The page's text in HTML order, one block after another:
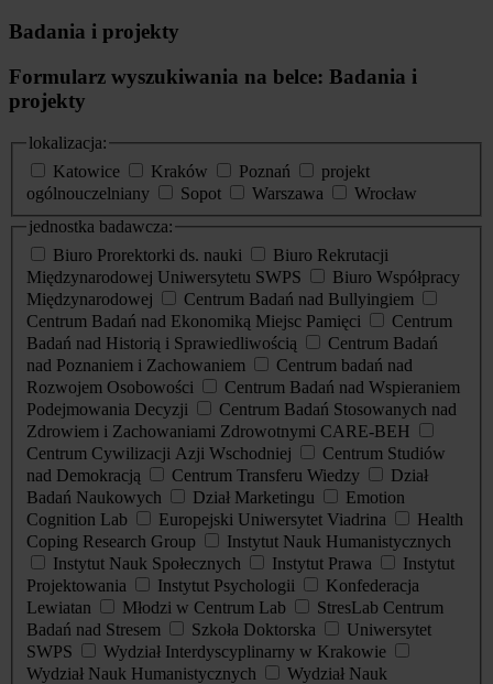
Badania i projekty
Formularz wyszukiwania na belce: Badania i
projekty
lokalizacja:
Katowice
Kraków Poznań
projekt
ogólnouczelniany
Sopot Warszawa
Wrocław
jednostka badawcza:
Biuro Prorektorki ds. nauki
Biuro Rekrutacji
Międzynarodowej Uniwersytetu SWPS
Biuro Współpracy
Międzynarodowej
Centrum Badań nad Bullyingiem
Centrum Badań nad Ekonomiką Miejsc Pamięci
Centrum
Badań nad Historią i Sprawiedliwością
Centrum Badań
nad Poznaniem i Zachowaniem
Centrum badań nad
Rozwojem Osobowości
Centrum Badań nad Wspieraniem
Podejmowania Decyzji
Centrum Badań Stosowanych nad
Zdrowiem i Zachowaniami Zdrowotnymi CARE-BEH
Centrum Cywilizacji Azji Wschodniej
Centrum Studiów
nad Demokracją
Centrum Transferu Wiedzy
Dział
Badań Naukowych
Dział Marketingu
Emotion
Cognition Lab
Europejski Uniwersytet Viadrina
Health
Coping Research Group
Instytut Nauk Humanistycznych
Instytut Nauk Społecznych
Instytut Prawa
Instytut
Projektowania
Instytut Psychologii
Konfederacja
Lewiatan
Młodzi w Centrum Lab
StresLab Centrum
Badań nad Stresem
Szkoła Doktorska
Uniwersytet
SWPS
Wydział Interdyscyplinarny w Krakowie
Wydział Nauk Humanistycznych
Wydział Nauk